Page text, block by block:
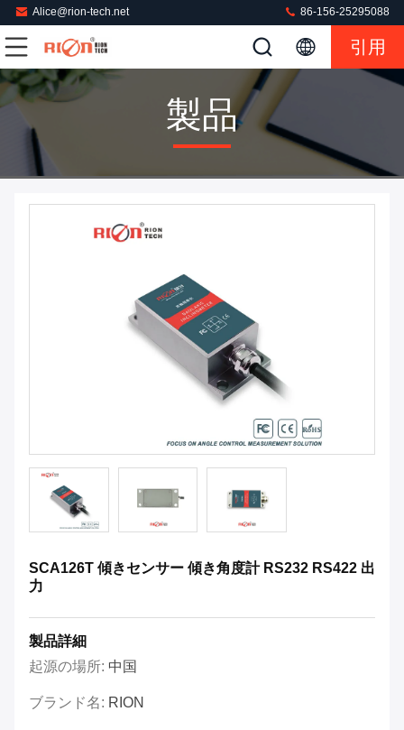
Alice@rion-tech.net 86-156-25295088
引用
製品
SCA126T 傾きセンサー 傾き角度計 RS232 RS422 出
力
製品詳細
起源の場所: 中国
ブランド名: RION